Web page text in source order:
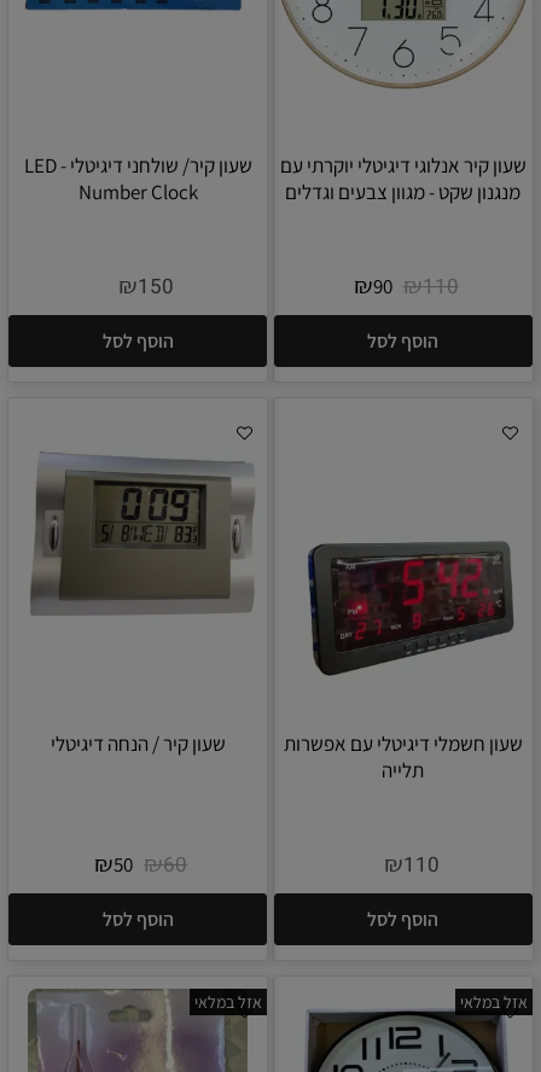
שעון קיר אנלוגי דיגיטלי יוקרתי עם
מנגנון שקט - מגוון צבעים וגדלים
₪110
₪90
הוסף לסל
שעון קיר/ שולחני דיגיטלי - LED
Number Clock
₪150
הוסף לסל
שעון חשמלי דיגיטלי עם אפשרות
תלייה
₪110
הוסף לסל
שעון קיר / הנחה דיגיטלי
₪60
₪50
הוסף לסל
אזל במלאי אזל במלאי